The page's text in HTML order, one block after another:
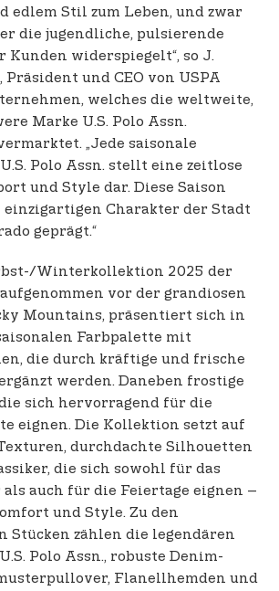
edlem Stil zum Leben, und zwar
die jugendliche, pulsierende
Kunden widerspiegelt“, so J.
und CEO von USPA
welches die weltweite,
Marke U.S. Polo Assn.
„Jede saisonale
Polo Assn. stellt eine zeitlose
und Style dar. Diese Saison
Charakter der Stadt
geprägt.“
Winterkollektion 2025 der
aufgenommen vor der grandiosen
Mountains, präsentiert sich in
Farbpalette mit
die durch kräftige und frische
werden. Daneben frostige
sich hervorragend für die
eignen. Die Kollektion setzt auf
durchdachte Silhouetten
die sich sowohl für das
als auch für die Feiertage eignen –
und Style. Zu den
Stücken zählen die legendären
Polo Assn., robuste Denim-
Flanellhemden und